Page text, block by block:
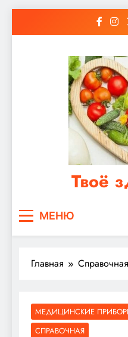
Твоё
мужском
МЕНЮ
Главная Справочная
МЕДИЦИНСКИЕ
СПРАВОЧНАЯ